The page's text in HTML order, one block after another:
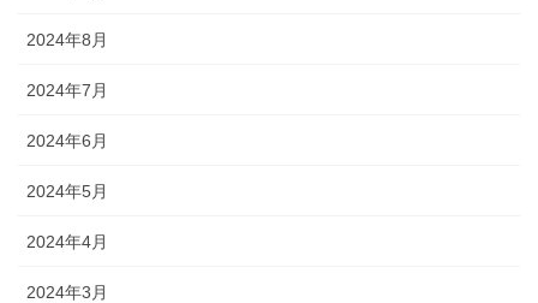
2024年8月
2024年7月
2024年6月
2024年5月
2024年4月
2024年3月